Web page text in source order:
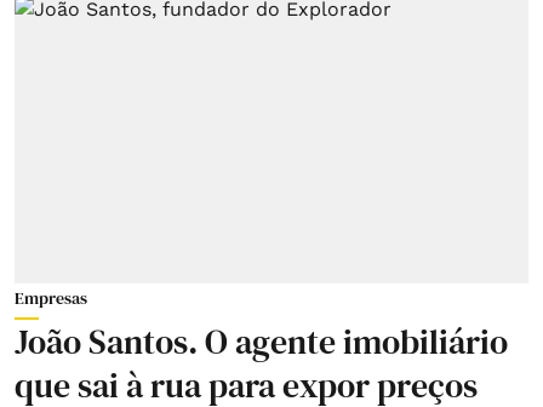
Empresas
João Santos. O agente imobiliário
que sai à rua para expor preços